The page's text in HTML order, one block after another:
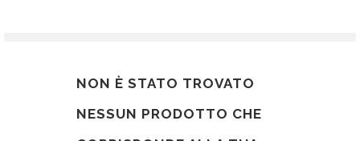
NON È STATO TROVATO
NESSUN PRODOTTO CHE